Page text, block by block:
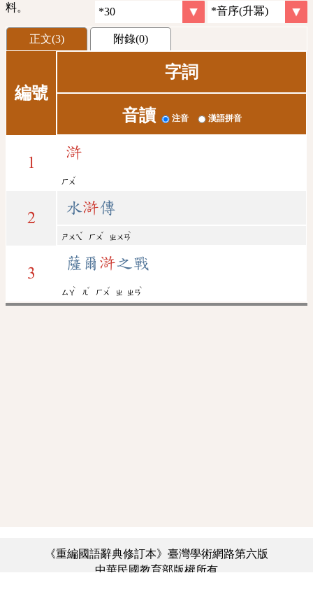
料。
正文(3) 附錄(0)
編號
字詞
音讀 注音 漢語拼音
1
滸
ㄏㄨ
ˇ
2
水滸傳
ㄕㄨㄟ
ˇ
ㄏㄨ
ˇ
ㄓㄨㄢ
ˋ
3
薩爾 滸之戰
ㄙㄚ
ˋ
ㄦ
ˇ
ㄏㄨ
ˇ
ㄓ ㄓㄢ
ˋ
《重編國語辭典修訂本》臺灣學術網路第六版
中華民國教育部版權所有